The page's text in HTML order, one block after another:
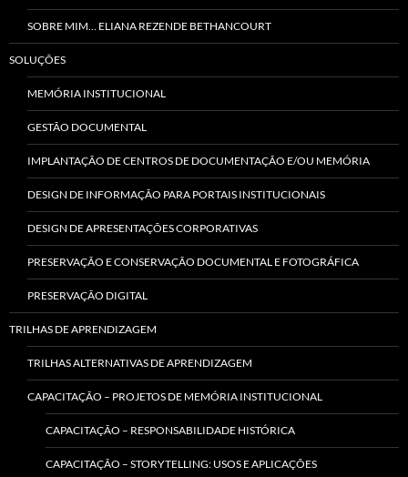
SOBRE MIM… ELIANA REZENDE BETHANCOURT
SOLUÇÕES
MEMÓRIA INSTITUCIONAL
GESTÃO DOCUMENTAL
IMPLANTAÇÃO DE CENTROS DE DOCUMENTAÇÃO E/OU MEMÓRIA
DESIGN DE INFORMAÇÃO PARA PORTAIS INSTITUCIONAIS
DESIGN DE APRESENTAÇÕES CORPORATIVAS
PRESERVAÇÃO E CONSERVAÇÃO DOCUMENTAL E FOTOGRÁFICA
PRESERVAÇÃO DIGITAL
TRILHAS DE APRENDIZAGEM
TRILHAS ALTERNATIVAS DE APRENDIZAGEM
CAPACITAÇÃO – PROJETOS DE MEMÓRIA INSTITUCIONAL
CAPACITAÇÃO – RESPONSABILIDADE HISTÓRICA
CAPACITAÇÃO – STORYTELLING: USOS E APLICAÇÕES